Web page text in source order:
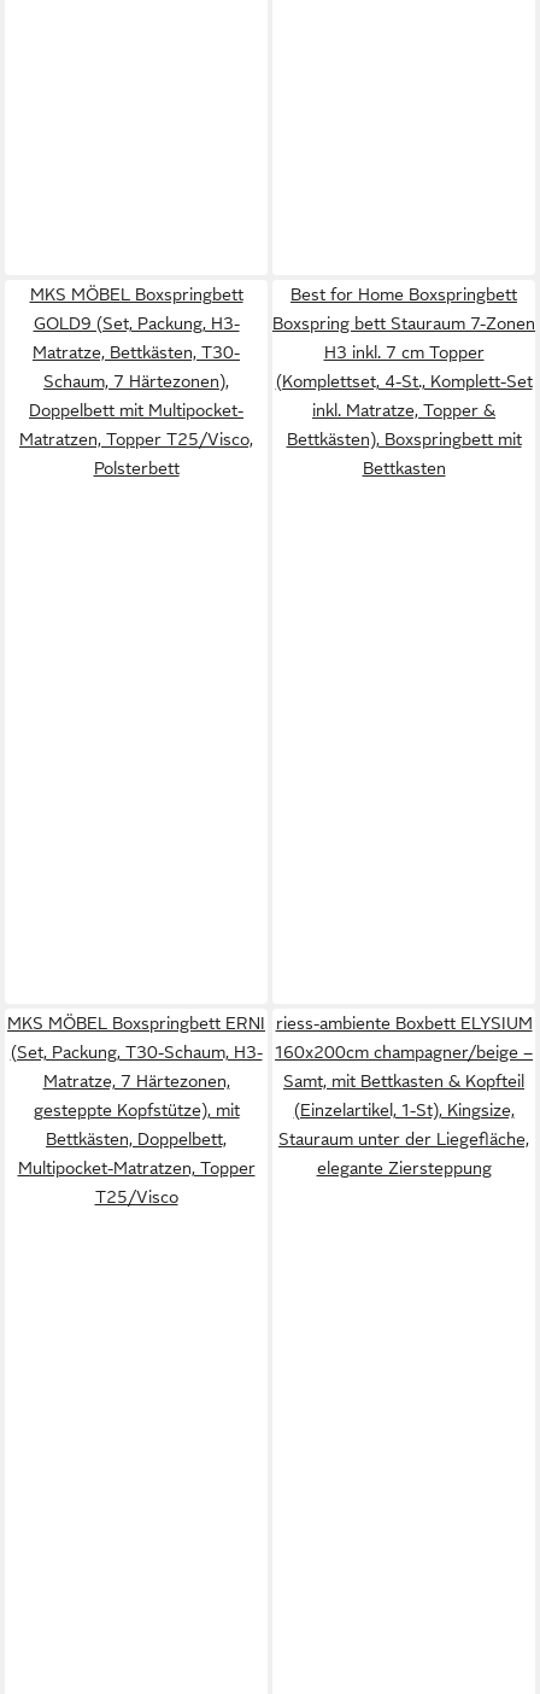
MKS MÖBEL Boxspringbett
GOLD9 (Set, Packung, H3-
Matratze, Bettkästen, T30-
Schaum, 7 Härtezonen),
Doppelbett mit Multipocket-
Matratzen, Topper T25/Visco,
Polsterbett
Best for Home Boxspringbett
Boxspring bett Stauraum 7-Zonen
H3 inkl. 7 cm Topper
(Komplettset, 4-St., Komplett-Set
inkl. Matratze, Topper &
Bettkästen), Boxspringbett mit
Bettkasten
MKS MÖBEL Boxspringbett ERNI
(Set, Packung, T30-Schaum, H3-
Matratze, 7 Härtezonen,
gesteppte Kopfstütze), mit
Bettkästen, Doppelbett,
Multipocket-Matratzen, Topper
T25/Visco
riess-ambiente Boxbett ELYSIUM
160x200cm champagner/beige –
Samt, mit Bettkasten & Kopfteil
(Einzelartikel, 1-St), Kingsize,
Stauraum unter der Liegefläche,
elegante Ziersteppung